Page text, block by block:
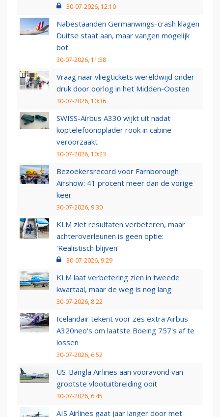
30-07-2026, 12:10
Nabestaanden Germanwings-crash klagen
Duitse staat aan, maar vangen mogelijk
bot
30-07-2026, 11:58
Vraag naar vliegtickets wereldwijd onder
druk door oorlog in het Midden-Oosten
30-07-2026, 10:36
SWISS-Airbus A330 wijkt uit nadat
koptelefoonoplader rook in cabine
veroorzaakt
30-07-2026, 10:23
Bezoekersrecord voor Farnborough
Airshow: 41 procent meer dan de vorige
keer
30-07-2026, 9:30
KLM ziet resultaten verbeteren, maar
achteroverleunen is geen optie:
‘Realistisch blijven’
30-07-2026, 9:29
KLM laat verbetering zien in tweede
kwartaal, maar de weg is nog lang
30-07-2026, 8:22
Icelandair tekent voor zes extra Airbus
A320neo's om laatste Boeing 757's af te
lossen
30-07-2026, 6:52
US-Bangla Airlines aan vooravond van
grootste vlootuitbreiding ooit
30-07-2026, 6:45
AIS Airlines gaat jaar langer door met